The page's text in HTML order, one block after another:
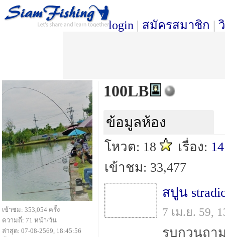
login | สมัครสมาชิก |
100LB
ข้อมูลห้อง
โหวต: 18 เรื่อง: 14
เข้าชม: 33,477
สปูน
7 เม.ย. 59,
เข้าชม: 353,054 ครั้ง
ความถี่: 71 หน้า/วัน
ล่าสุด: 07-08-2569, 18:45:56